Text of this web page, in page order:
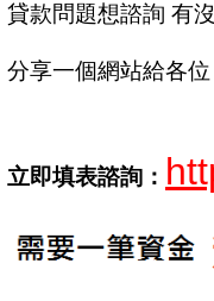
貸款問題想諮詢 有
分享一個網站給各
立即填表諮詢：